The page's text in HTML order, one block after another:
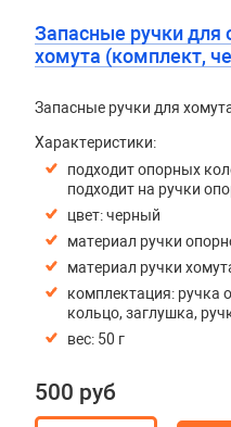
Запасные ручки для
хомута (комплект,
Запасные ручки для
Характеристики:
подходит опорных
подходит на ручки
цвет: черный
материал ручки
материал ручки
комплектация: ручка
кольцо, заглушка,
вес: 50 г
500 руб